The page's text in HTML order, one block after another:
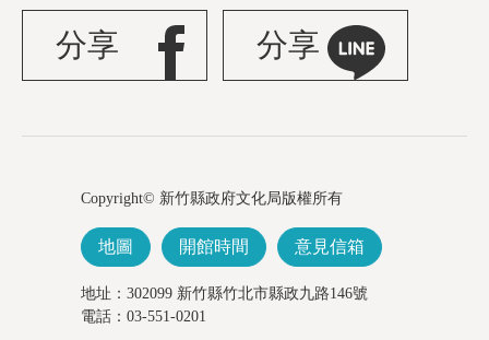
分享 分享
Copyright© 新竹縣政府文化局版權所有
地圖 開館時間 意見信箱
地址：302099 新竹縣竹北市縣政九路146號
電話：03-551-0201